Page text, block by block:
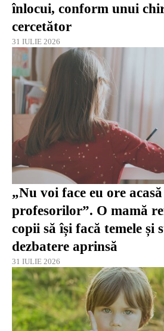
înlocui, conform unui
cercetător
31 IULIE 2026
„Nu voi face eu ore
profesorilor”. O mamă
copii să își facă temele și
dezbatere aprinsă
31 IULIE 2026